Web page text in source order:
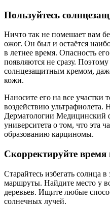
Пользуйтесь
Ничто так не помешает вам
ожог. Он был и остаётся
в летнее время. Опасность
появляются не сразу.
солнцезащитным кремом,
кожи.
Наносите его на все участки
воздействию ультрафиолета.
Дерматологии Медицинский
университета о том, что эта
образованию карциномы.
Скорректируйте
Старайтесь избегать солнца
маршруты. Найдите место у
деревьев. Ищите любые
солнечных лучей.